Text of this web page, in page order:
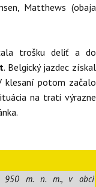
Matthews (obaja
trošku deliť a do
. Belgický jazdec získal
klesaní potom začalo
na trati výrazne
950 m. n. m., v obci